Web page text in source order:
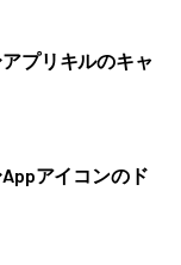
プリキルのキャ
アイコンのド